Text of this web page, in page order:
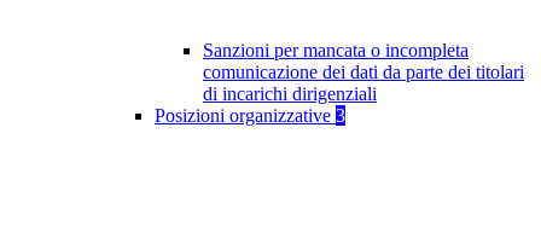
Sanzioni per mancata o incompleta
comunicazione dei dati da parte dei titolari
di incarichi dirigenziali
Posizioni organizzative 3